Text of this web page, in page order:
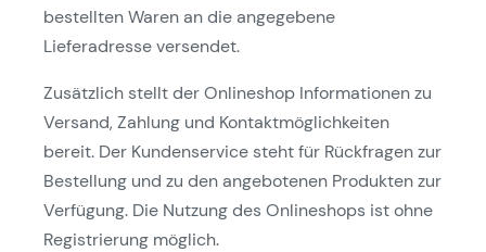
bestellten Waren an die angegebene
Lieferadresse versendet.
Zusätzlich stellt der Onlineshop Informationen zu
Versand, Zahlung und Kontaktmöglichkeiten
bereit. Der Kundenservice steht für Rückfragen zur
Bestellung und zu den angebotenen Produkten zur
Verfügung. Die Nutzung des Onlineshops ist ohne
Registrierung möglich.